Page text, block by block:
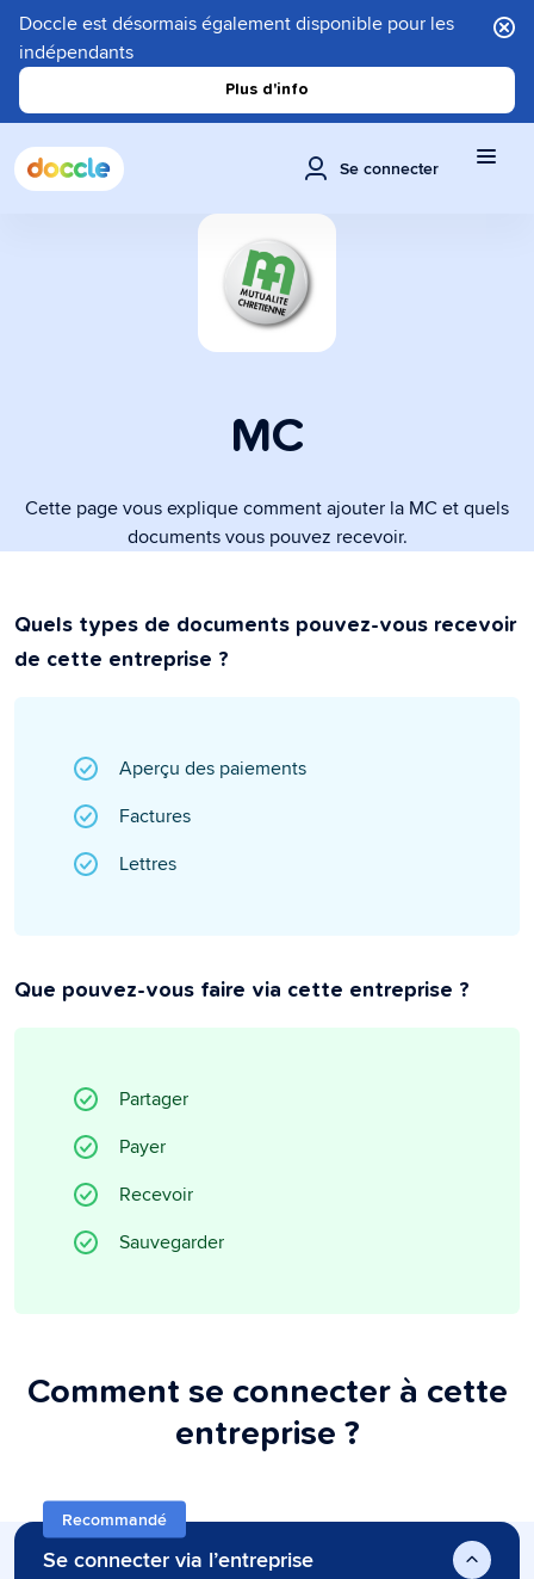
Doccle est désormais également disponible pour les
indépendants
Plus d'info
Se connecter
MC
Cette page vous explique comment ajouter la MC et quels
documents vous pouvez recevoir.
Quels types de documents pouvez-vous recevoir
de cette entreprise ?
Aperçu des paiements
Factures
Lettres
Que pouvez-vous faire via cette entreprise ?
Partager
Payer
Recevoir
Sauvegarder
Comment se connecter à cette
entreprise ?
Recommandé
Se connecter via l’entreprise